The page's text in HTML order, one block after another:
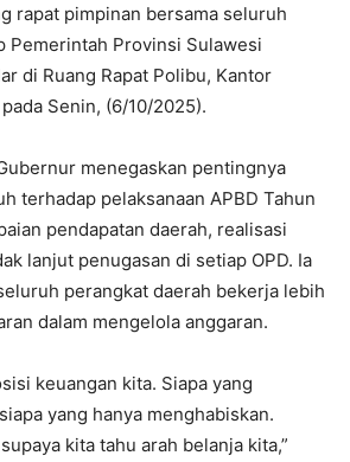
rapat pimpinan bersama seluruh
Pemerintah Provinsi Sulawesi
di Ruang Rapat Polibu, Kantor
Senin, (6/10/2025).
menegaskan pentingnya
terhadap pelaksanaan APBD Tahun
pendapatan daerah, realisasi
lanjut penugasan di setiap OPD. Ia
perangkat daerah bekerja lebih
dalam mengelola anggaran.
keuangan kita. Siapa yang
yang hanya menghabiskan.
kita tahu arah belanja kita,”